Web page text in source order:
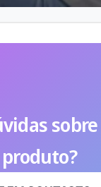
produto?